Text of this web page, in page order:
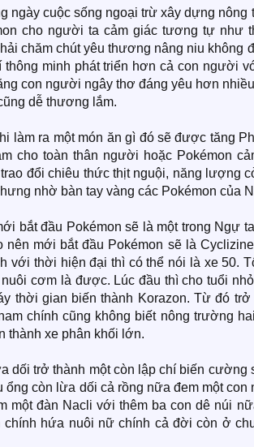
ngày cuộc sống ngoại trừ xây dựng nông
cho người ta cảm giác tương tự như
chăm chút yêu thương nâng niu không
thông minh phát triển hơn cả con người
con người ngây thơ đáng yêu hơn
dễ thương lắm.
làm ra một món ăn gì đó sẽ được tăng
cho toàn thân người hoặc Pokémon
đổi chiêu thức thịt nguội, năng lượng
nhờ bàn tay vàng các Pokémon của
bắt đầu Pokémon sẽ là một trong Ngự
mới bắt đầu Pokémon sẽ là
với thời hiện đại thì có thể nói là xe 50.
cơm là được. Lúc đầu thì cho tuổi
thời gian biến thành Korazon. Từ đó
chính cũng không biết nông trường
thành xe phân khối lớn.
dối trở thành một còn lập chí biến cường
ổng còn lừa dối cả rồng nữa đem một
một đàn Nacli với thêm ba con dê núi
hứa nuôi nữ chính cả đời còn ở